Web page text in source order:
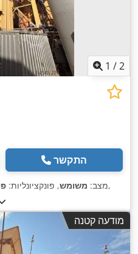
1 /2
התקשר
מצב: משומש, פונקציונליות: ,
מודעה קטנה